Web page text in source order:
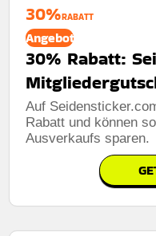
30%RABATT
Angebot
30% Rabatt:
Auf
Rabatt und können
Ausverkaufs sparen.